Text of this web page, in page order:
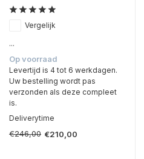
Vergelijk
...
Op voorraad
Levertijd is 4 tot 6 werkdagen.
Uw bestelling wordt pas
verzonden als deze compleet
is.
Deliverytime
€246,00 €210,00